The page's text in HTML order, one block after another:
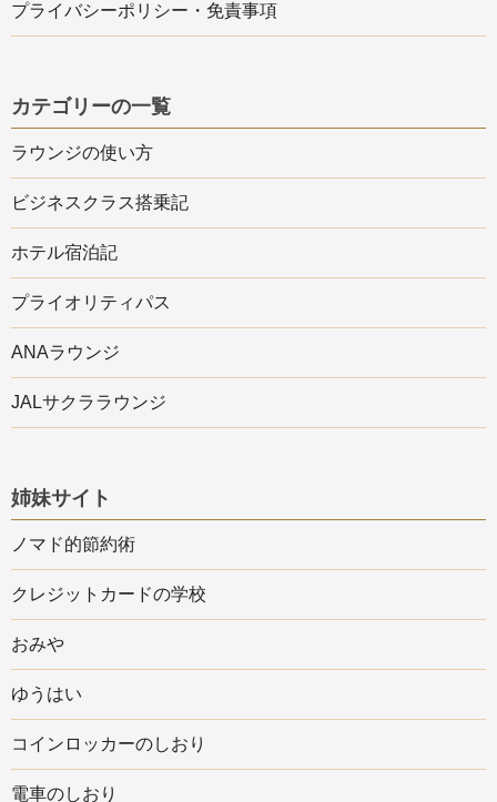
プライバシーポリシー・免責事項
カテゴリーの一覧
ラウンジの使い方
ビジネスクラス搭乗記
ホテル宿泊記
プライオリティパス
ANAラウンジ
JALサクララウンジ
姉妹サイト
ノマド的節約術
クレジットカードの学校
おみや
ゆうはい
コインロッカーのしおり
電車のしおり